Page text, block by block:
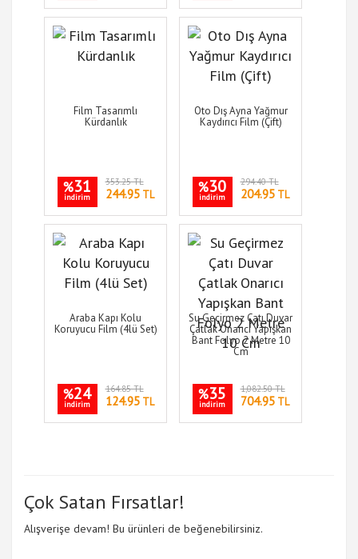
Film Tasarımlı
Kürdanlık
%31
indirim
353.25 TL
244.95TL
Oto Dış Ayna Yağmur
Kaydırıcı Film (Çift)
%30
indirim
294.40 TL
204.95TL
Araba Kapı Kolu
Koruyucu Film (4lü Set)
%24
indirim
164.85 TL
124.95TL
Su Geçirmez Çatı Duvar
Çatlak Onarıcı Yapışkan
Bant Folyo 2 Metre 10
Cm
%35
indirim
1,082.50 TL
704.95TL
Çok Satan Fırsatlar!
Alışverişe devam! Bu ürünleri de beğenebilirsiniz.